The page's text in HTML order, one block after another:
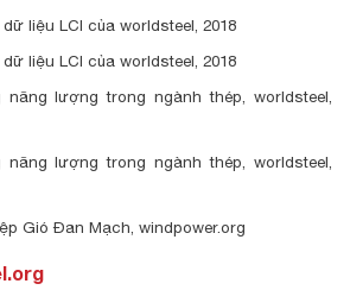
liệu LCI của worldsteel, 2018
liệu LCI của worldsteel, 2018
lượng trong ngành thép, worldsteel,
lượng trong ngành thép, worldsteel,
Gió Đan Mạch, windpower.org